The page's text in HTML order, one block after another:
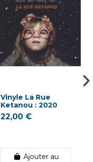
Vinyle La Rue
Ketanou : 2020
22,00 €
Ajouter au